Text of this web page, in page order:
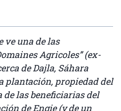
ve una de las
Agricoles” (ex-
de Dajla, Sáhara
plantación, propiedad del
las beneficiarias del
de Engie (y de un